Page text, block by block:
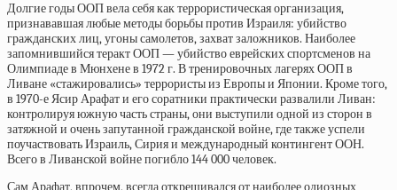
Долгие годы ООП вела себя как террористическая организация,
признававшая любые методы борьбы против Израиля: убийство
гражданских лиц, угоны самолетов, захват заложников. Наиболее
запомнившийся теракт ООП — убийствоеврейских спортсменов на
Олимпиаде в Мюнхене в 1972 г. В тренировочных лагерях ООП в
Ливане «стажировались» террористы из Европы и Японии. Кроме того,
в 1970-е Ясир Арафат и его соратники практически развалили Ливан:
контролируя южную часть страны, они выступили одной из сторон в
затяжной и очень запутанной гражданской войне, где также успели
поучаствовать Израиль, Сирия и международный контингент ООН.
Всего в Ливанской войнепогибло144 000 человек.